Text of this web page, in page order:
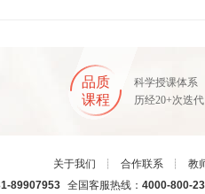
品质
课程
科学授课体系
历经20+次迭代
关于我们 ┊ 合作联系 ┊ 教
89907953全国客服热线： 4000-800-